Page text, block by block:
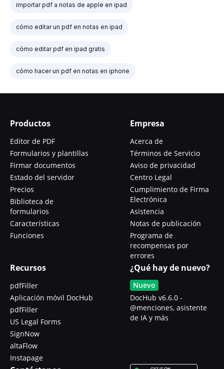
importar pdf a notas de apple en ipad
cómo editar un pdf en notas en ipad
cómo editar pdf en ipad gratis
cómo hacer un pdf en notas en iphone
Productos
Editor de PDF
Formularios y plantillas
Firmar documentos
Estado del servidor
Precios
Biblioteca de
formularios
Características
Funciones
Empresa
Acerca de
Términos de Servicio
Aviso de privacidad
Centro Legal
Cumplimiento de Firma
Electrónica
Asistencia
Notas de publicación
Programa de
recompensas por
errores
Recursos
pdfFiller
Aplicación móvil DocHub
pdfFiller
US Legal Forms
SignNow
altaFlow
Instapage
¿Qué hay de nuevo?
Nuevo
DocHub v6.6.0 -
@menciones, asistente
de IA y más